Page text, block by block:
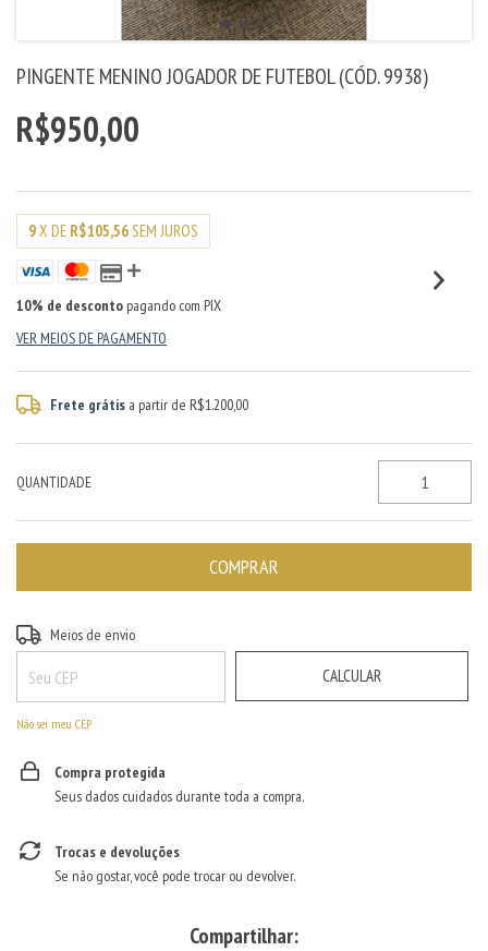
PINGENTE MENINO JOGADOR DE FUTEBOL (CÓD. 9938)
R$950,00
9X DE R$105,56SEM JUROS
10% de desconto pagando com PIX
VER MEIOS DE PAGAMENTO
Frete grátis a partir de R$1.200,00
QUANTIDADE
Entregas para o CEP:
Meios de envio
CALCULAR
Não sei meu CEP
Compra protegida
Seus dados cuidados durante toda a compra.
Trocas e devoluções
Se não gostar, você pode trocar ou devolver.
Compartilhar: